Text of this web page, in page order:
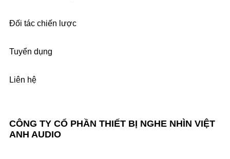
CÔNG TY CỔ PHẦN THIẾT BỊ NGHE NHÌN VIỆT
ANH AUDIO
Đối tác chiến lược
Tuyển dụng
Liên hệ